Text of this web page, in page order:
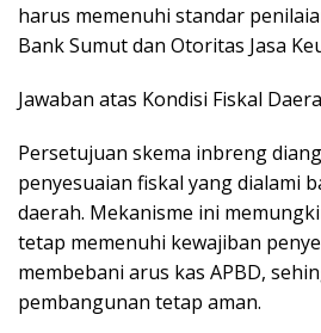
harus memenuhi standar
Bank Sumut dan Otoritas Jasa
Jawaban atas Kondisi Fiskal
Persetujuan skema inbreng
penyesuaian fiskal yang dialami
daerah. Mekanisme ini
tetap memenuhi kewajiban
membebani arus kas APBD,
pembangunan tetap aman.